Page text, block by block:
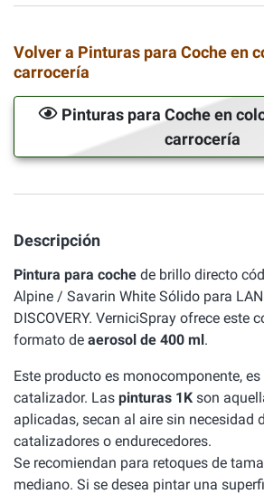
Volver a Pinturas para Coche en
carrocería
Pinturas para Coche en
carrocería
Descripción
Pintura para coche de brillo directo
Alpine / Savarin White Sólido para
DISCOVERY. VerniciSpray ofrece este
formato de aerosol de 400 ml.
Este producto es monocomponente, es
catalizador. Las pinturas 1K son
aplicadas, secan al aire sin necesidad
catalizadores o endurecedores.
Se recomiendan para retoques de
mediano. Si se desea pintar una